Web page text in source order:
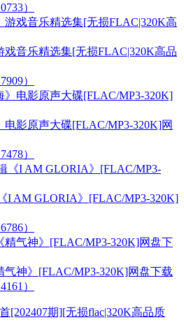
）
戏音乐精选集[无损FLAC|320K高品
）
电影原声大碟[FLAC/MP3-320K]网
）
I AM GLORIA》[FLAC/MP3-320K]
）
气神》[FLAC/MP3-320K]网盘下载
）